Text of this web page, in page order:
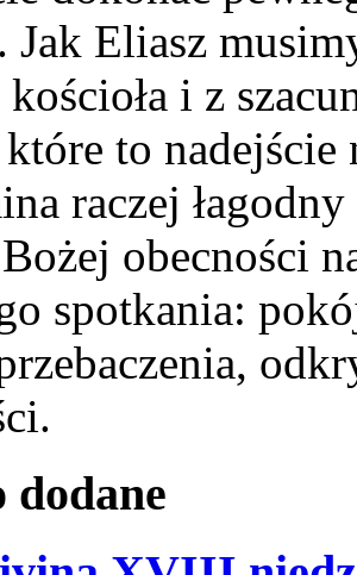
Jak Eliasz
i z
to nadejście
raczej
obecności
spotkania:
dodane